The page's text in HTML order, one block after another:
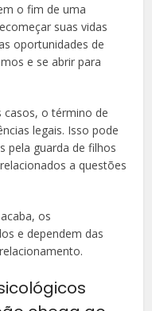
o fim de uma
suas vidas
oportunidades de
e se abrir para
casos, o término de
legais. Isso pode
pela guarda de filhos
a questões
os
e dependem das